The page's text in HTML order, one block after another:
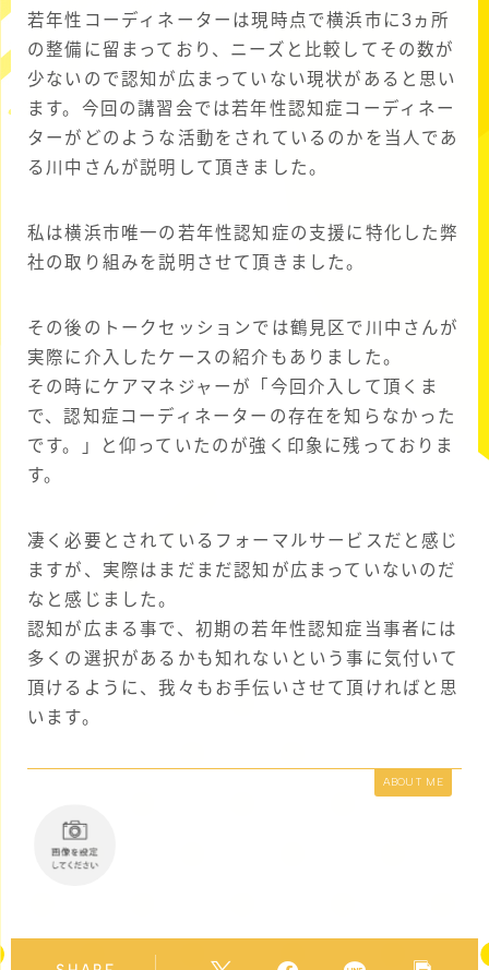
若年性コーディネーターは現時点で横浜市に3ヵ所
の整備に留まっており、ニーズと比較してその数が
少ないので認知が広まっていない現状があると思い
ます。今回の講習会では若年性認知症コーディネー
ターがどのような活動をされているのかを当人であ
る川中さんが説明して頂きました。
私は横浜市唯一の若年性認知症の支援に特化した弊
社の取り組みを説明させて頂きました。
その後のトークセッションでは鶴見区で川中さんが
実際に介入したケースの紹介もありました。
その時にケアマネジャーが「今回介入して頂くま
で、認知症コーディネーターの存在を知らなかった
です。」と仰っていたのが強く印象に残っておりま
す。
凄く必要とされているフォーマルサービスだと感じ
ますが、実際はまだまだ認知が広まっていないのだ
なと感じました。
認知が広まる事で、初期の若年性認知症当事者には
多くの選択があるかも知れないという事に気付いて
頂けるように、我々もお手伝いさせて頂ければと思
います。
ABOUT ME